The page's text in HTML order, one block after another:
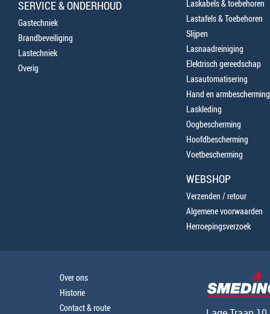
SERVICE & ONDERHOUD
Gastechniek
Brandbeveiliging
Lastechniek
Overig
Laskabels & toebehoren
Lastafels & Toebehoren
Slijpen
Lasnaadreiniging
Elektrisch gereedschap
Lasautomatisering
Hand en armbescherming
Laskleding
Oogbescherming
Hoofdbescherming
Voetbescherming
WEBSHOP
Verzenden / retour
Algemene voorwaarden
Herroepingsverzoek
Over ons
Historie
Contact & route